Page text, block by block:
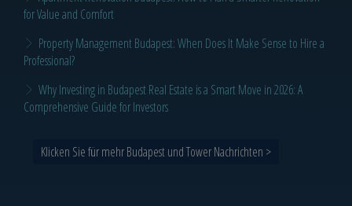
for Value and Comfort
Property Management Budapest: When Does It Make Sense to Hire a
Professional?
Why Investing in Budapest Real Estate is a Smart Move in 2026: A
Comprehensive Guide for Investors
Klicken Sie für mehr Budapest und Tower Nachrichten >